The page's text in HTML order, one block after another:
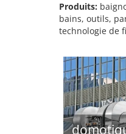
Produits:
bains, outils,
technologie de